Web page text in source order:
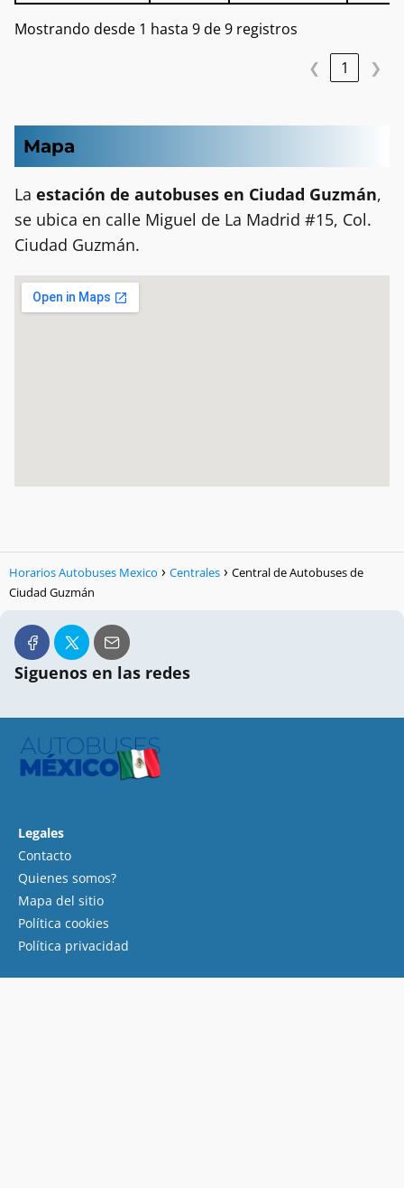
Mostrando desde 1 hasta 9 de 9 registros
❮
1 ❯
Mapa
La estación de autobuses en Ciudad Guzmán,
se ubica en calle Miguel de La Madrid #15, Col.
Ciudad Guzmán.
Horarios Autobuses Mexico Centrales
Central de Autobuses de
Ciudad Guzmán
Siguenos en las redes
Legales
Contacto
Quienes somos?
Mapa del sitio
Política cookies
Política privacidad